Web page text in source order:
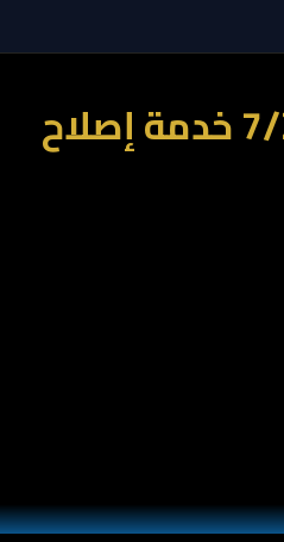
Car Services One كراج متنقل دبي | كراج متنقل عجمان | كراج متنقل الشارقة 7/24 خدمة إصلاح